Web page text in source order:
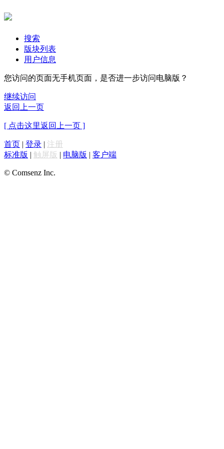
搜索
版块列表
用户信息
您访问的页面无手机页面，是否进一步访问电脑版？
继续访问
返回上一页
[ 点击这里返回上一页 ]
首页 | 登录 | 注册
标准版 | 触屏版 | 电脑版 | 客户端
© Comsenz Inc.